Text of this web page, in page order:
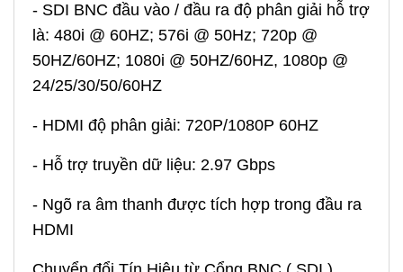
- SDI BNC đầu vào / đầu ra độ phân giải hỗ trợ
là: 480i @ 60HZ; 576i @ 50Hz; 720p @
50HZ/60HZ; 1080i @ 50HZ/60HZ, 1080p @
24/25/30/50/60HZ
- HDMI độ phân giải: 720P/1080P 60HZ
- Hỗ trợ truyền dữ liệu: 2.97 Gbps
- Ngõ ra âm thanh được tích hợp trong đầu ra
HDMI